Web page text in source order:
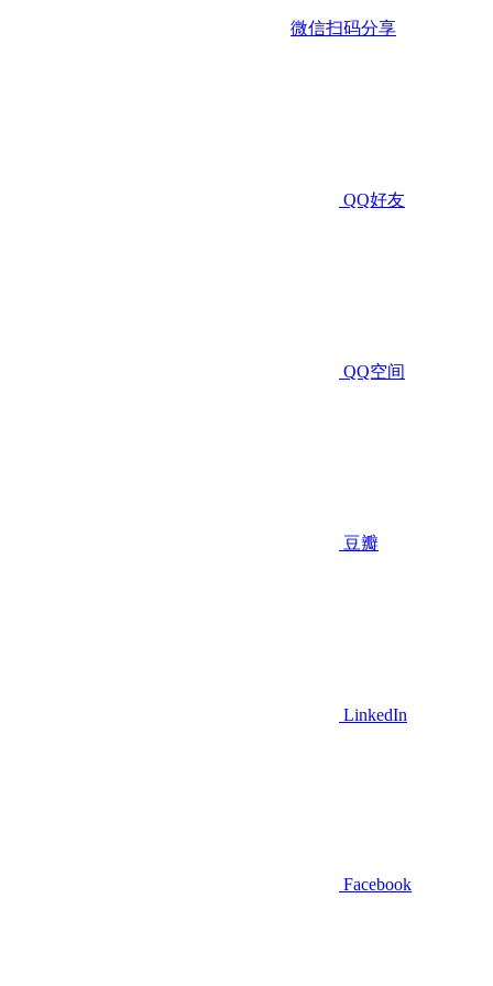
微信扫码分享
QQ好友
QQ空间
豆瓣
LinkedIn
Facebook